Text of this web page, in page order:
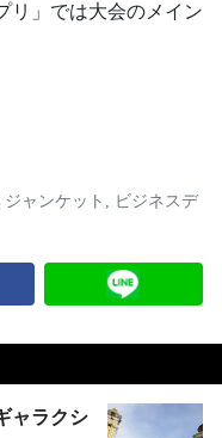
リ」では大会のメイン
ジャンケット , ビジネスデ
ャラクシ